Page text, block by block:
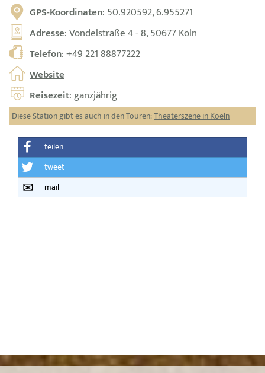
GPS-Koordinaten: 50.920592, 6.955271
Adresse: Vondelstraße 4 - 8, 50677 Köln
Telefon:+49 221 88877222
Website
Reisezeit: ganzjährig
Diese Station gibt es auch in den Touren:Theaterszene in Koeln
teilen
tweet
mail